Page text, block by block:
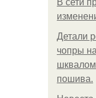
В сети
Детали
чопры
шквалом
пошива.